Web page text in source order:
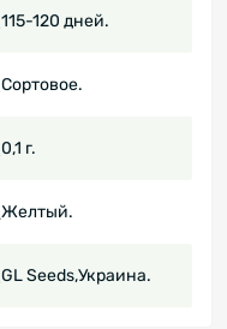
115-120 дней.
Сортовое.
0,1 г.
Желтый.
GL Seeds,Украина.